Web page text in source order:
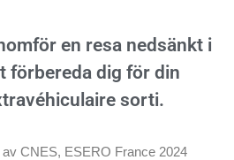
en resa nedsänkt i
förbereda dig för din
sorti.
CNES, ESERO France 2024